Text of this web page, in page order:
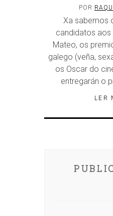
POR
Xa sabemos
candidatos
Mateo, os
galego (veña,
os Oscar do
entregarán o
LER